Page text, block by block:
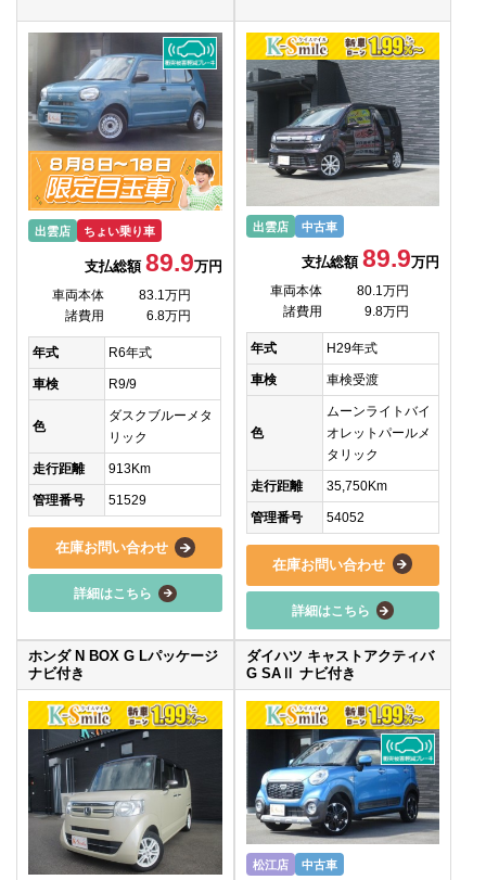
出雲店 ちょい乗り車
支払総額 89.9万円
車両本体
83.1万円
諸費用
6.8万円
年式 R6年式
車検 R9/9
色
ダスクブルーメタ
リック
走行距離 913Km
管理番号 51529
在庫お問い合わせ
詳細はこちら
出雲店 中古車
支払総額89.9万円
車両本体
80.1万円
諸費用
9.8万円
年式 H29年式
車検 車検受渡
色
ムーンライトバイ
オレットパールメ
タリック
走行距離 35,750Km
管理番号 54052
在庫お問い合わせ
詳細はこちら
ホンダ N BOX G Lパッケージ
ナビ付き
ダイハツ キャストアクティバ
G SAⅡ ナビ付き
松江店 中古車